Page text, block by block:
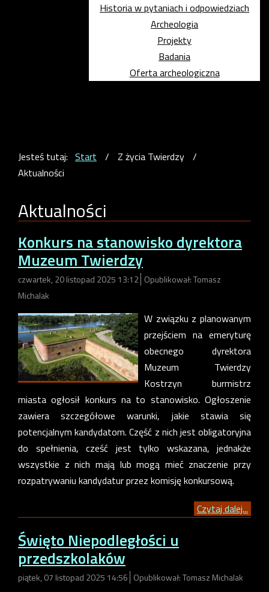
Historia w pytaniach i odpowiedziach
Archeologia
Projekty
Badania
Oferta archeologiczna
Jesteś tutaj: Start / Z życia Twierdzy /
Aktualności
Aktualności
Konkurs na stanowisko dyrektora
Muzeum Twierdzy
czwartek, 20 listopad 2025 13:12 Opublikował: Tomasz
Michalak
W związku z planowanym
przejściem na emeryturę
obecnego dyrektora
Muzeum Twierdzy
Kostrzyn burmistrz
miasta ogłosił konkurs na to stanowisko. Ogłoszenie
zawiera szczegółowe warunki, jakie stawia się
potencjalnym kandydatom. Część z nich jest obligatoryjna
do spełnienia, cześć jest tylko wskazana, jednakże
wszystkie z nich mają lub mogą mieć znaczenie przy
rozpatrywaniu kandydatur przez komisję konkursową.
Czytaj dalej...
Święto Niepodległości u
przedszkolaków
piątek, 07 listopad 2025 14:56 Opublikował: Tomasz Michalak